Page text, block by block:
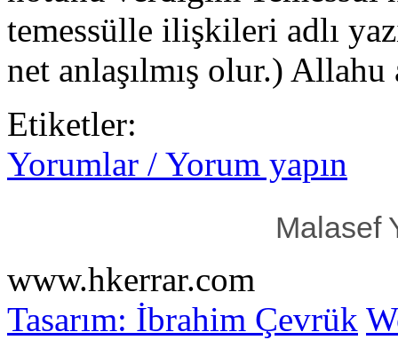
temessülle ilişkileri adlı
net anlaşılmış olur.) Allahu
Etiketler:
Yorumlar / Yorum yapın
Malasef
www.hkerrar.com
Tasarım: İbrahim Çevrük